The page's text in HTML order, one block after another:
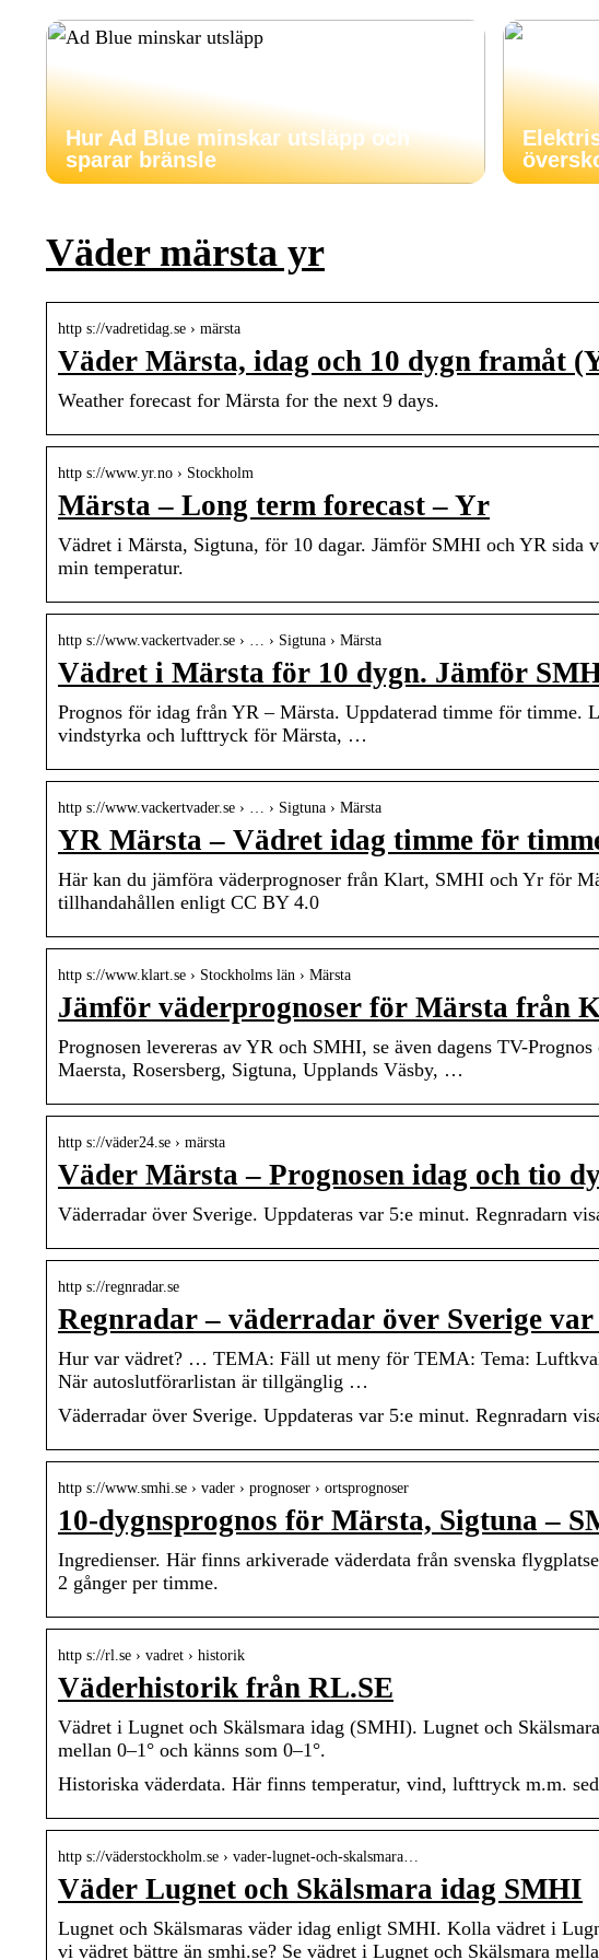
Hur Ad Blue minskar utsläpp och
sparar bränsle
Väder märsta yr
http s://vadretidag.se › märsta
Väder Märsta, idag och 10 dygn framåt
Weather forecast for Märsta for the next 9 days.
http s://www.yr.no › Stockholm
Märsta – Long term forecast – Yr
Vädret i Märsta, Sigtuna, för 10 dagar. Jämför SMHI och YR sida
min temperatur.
http s://www.vackertvader.se › … › Sigtuna › Märsta
Vädret i Märsta för 10 dygn. Jämför
Prognos för idag från YR – Märsta. Uppdaterad timme för timme.
vindstyrka och lufttryck för Märsta, …
http s://www.vackertvader.se › … › Sigtuna › Märsta
YR Märsta – Vädret idag timme för
Här kan du jämföra väderprognoser från Klart, SMHI och Yr för
tillhandahållen enligt CC BY 4.0
http s://www.klart.se › Stockholms län › Märsta
Jämför väderprognoser för Märsta från
Prognosen levereras av YR och SMHI, se även dagens TV-
Maersta, Rosersberg, Sigtuna, Upplands Väsby, …
http s://väder24.se › märsta
Väder Märsta – Prognosen idag och tio
Väderradar över Sverige. Uppdateras var 5:e minut. Regnradarn
http s://regnradar.se
Regnradar – väderradar över Sverige
Hur var vädret? … TEMA: Fäll ut meny för TEMA: Tema:
När autoslutförarlistan är tillgänglig …
Väderradar över Sverige. Uppdateras var 5:e minut. Regnradarn
http s://www.smhi.se › vader › prognoser › ortsprognoser
10-dygnsprognos för Märsta, Sigtuna –
Ingredienser. Här finns arkiverade väderdata från svenska
2 gånger per timme.
http s://rl.se › vadret › historik
Väderhistorik från RL.SE
Vädret i Lugnet och Skälsmara idag (SMHI). Lugnet och
mellan 0–1° och känns som 0–1°.
Historiska väderdata. Här finns temperatur, vind, lufttryck m.m.
http s://väderstockholm.se › vader-lugnet-och-skalsmara…
Väder Lugnet och Skälsmara idag SMHI
Lugnet och Skälsmaras väder idag enligt SMHI. Kolla vädret i
vi vädret bättre än smhi.se? Se vädret i Lugnet och Skälsmara